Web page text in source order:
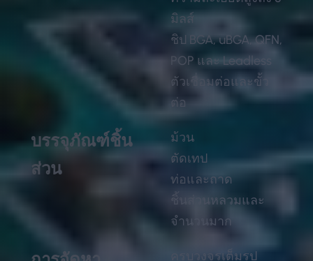
มิลส์
ชิป BGA, uBGA, QFN,
POP และ Leadless
ตัวเชื่อมต่อและขั้ว
ต่อ
บรรจุภัณฑ์ชิ้น
ส่วน
ม้วน
ตัดเทป
ท่อและถาด
ชิ้นส่วนหลวมและ
จำนวนมาก
ครบวงจรเต็มรูป